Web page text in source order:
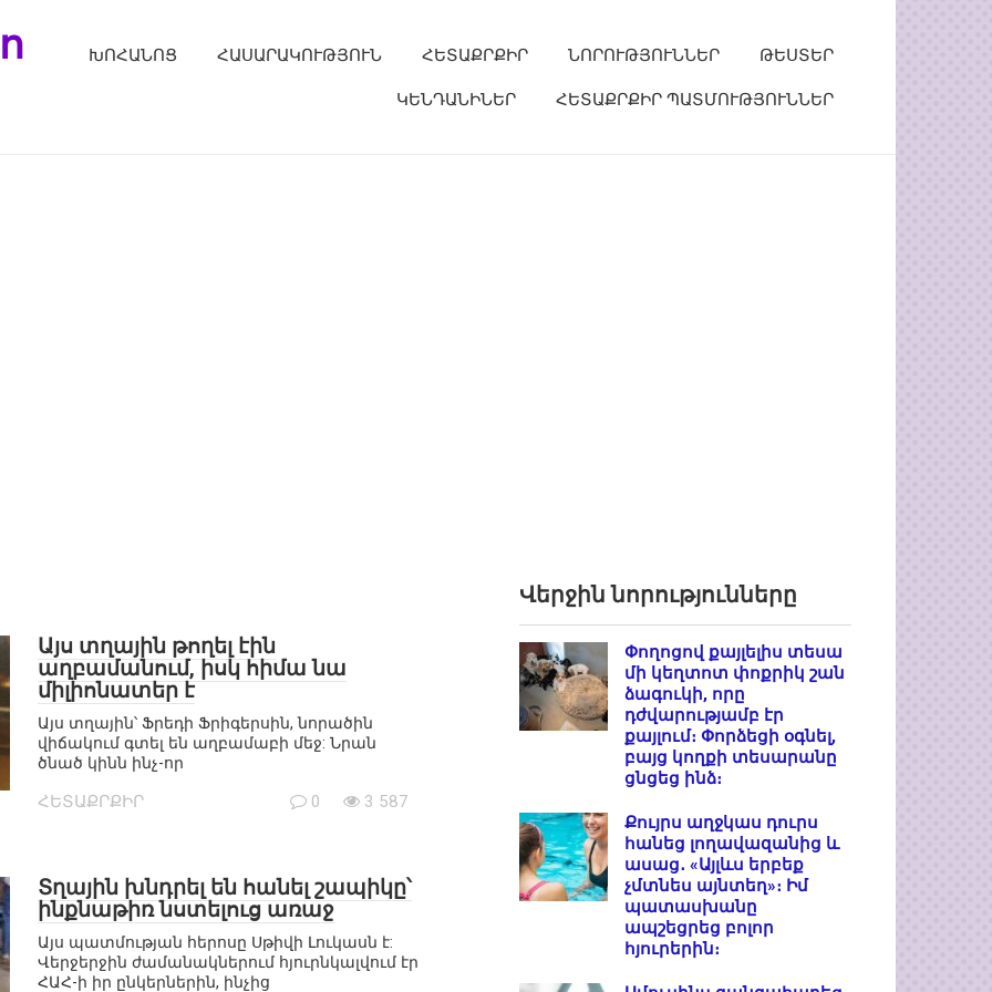
ԽՈՀԱՆՈՑ ՀԱՍԱՐԱԿՈՒԹՅՈՒՆ ՀԵՏԱՔՐՔԻՐ ՆՈՐՈՒԹՅՈՒՆՆԵՐ ԹԵՍՏԵՐ
ԿԵՆԴԱՆԻՆԵՐ ՀԵՏԱՔՐՔԻՐ ՊԱՏՄՈՒԹՅՈՒՆՆԵՐ
Այս տղային թողել էին
աղբամանում, իսկ հիմա նա
միլիոնատեր է
Այս տղային՝ Ֆրեդի Ֆրիգերսին, նորածին
վիճակում գտել են աղբամաբի մեջ: Նրան
ծնած կինն ինչ-որ
ՀԵՏԱՔՐՔԻՐ 0 3 587
Տղային խնդրել են հանել շապիկը՝
ինքնաթիռ նստելուց առաջ
Այս պատմության հերոսը Սթիվի Լուկասն է:
Վերջերջին ժամանակներում հյուրնկալվում էր
ՀԱՀ-ի իր ընկերներին, ինչից
Վերջին նորությունները
Փողոցով քայլելիս տեսա
մի կեղտոտ փոքրիկ շան
ձագուկի, որը
դժվարությամբ էր
քայլում։ Փորձեցի օգնել,
բայց կողքի տեսարանը
ցնցեց ինձ։
Քույրս աղջկաս դուրս
հանեց լողավազանից և
ասաց․ «Այլևս երբեք
չմտնես այնտեղ»։ Իմ
պատասխանը
ապշեցրեց բոլոր
հյուրերին։